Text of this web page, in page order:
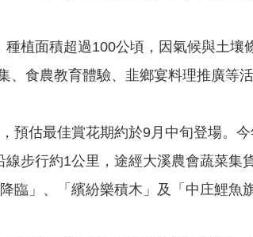
植面積超過100公頃，因氣候與土
食農教育體驗、韭鄉宴料理推廣等
預估最佳賞花期約於9月中旬登場。
步行約1公里，途經大溪農會蔬菜集
臨」、「繽紛樂積木」及「中庄鯉魚